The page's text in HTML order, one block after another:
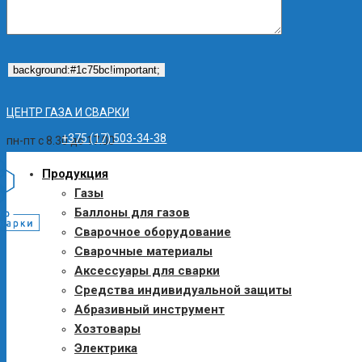
ЦЕНТР ГАЗА И СВАРКИ
пн-пт с 8.30 до 17.00+375 (17) 503-34-38
Продукция
Газы
Баллоны для газов
Сварочное оборудование
Сварочные материалы
Аксессуары для сварки
Средства индивидуальной защиты
Абразивный инструмент
Хозтовары
Электрика